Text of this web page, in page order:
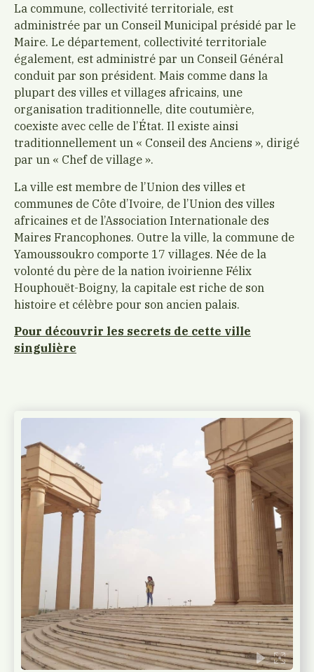
La commune, collectivité territoriale, est
administrée par un Conseil Municipal présidé par le
Maire. Le département, collectivité territoriale
également, est administré par un Conseil Général
conduit par son président. Mais comme dans la
plupart des villes et villages africains, une
organisation traditionnelle, dite coutumière,
coexiste avec celle de l’État. Il existe ainsi
traditionnellement un « Conseil des Anciens », dirigé
par un « Chef de village ».
La ville est membre de l’Union des villes et
communes de Côte d’Ivoire, de l’Union des villes
africaines et de l’Association Internationale des
Maires Francophones. Outre la ville, la commune de
Yamoussoukro comporte 17 villages. Née de la
volonté du père de la nation ivoirienne Félix
Houphouët-Boigny, la capitale est riche de son
histoire et célèbre pour son ancien palais.
Pour découvrir les secrets de cette ville
singulière